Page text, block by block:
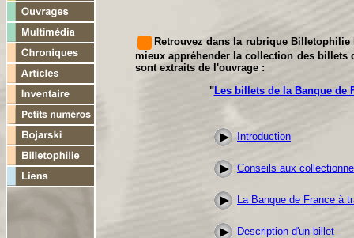
Retrouvez dans la rubrique
mieux appréhender la collection des billets
sont extraits de l'ouvrage :
"Les billets de la Banque de
Introduction
Conseils aux
La Banque de France à
Description d'un billet